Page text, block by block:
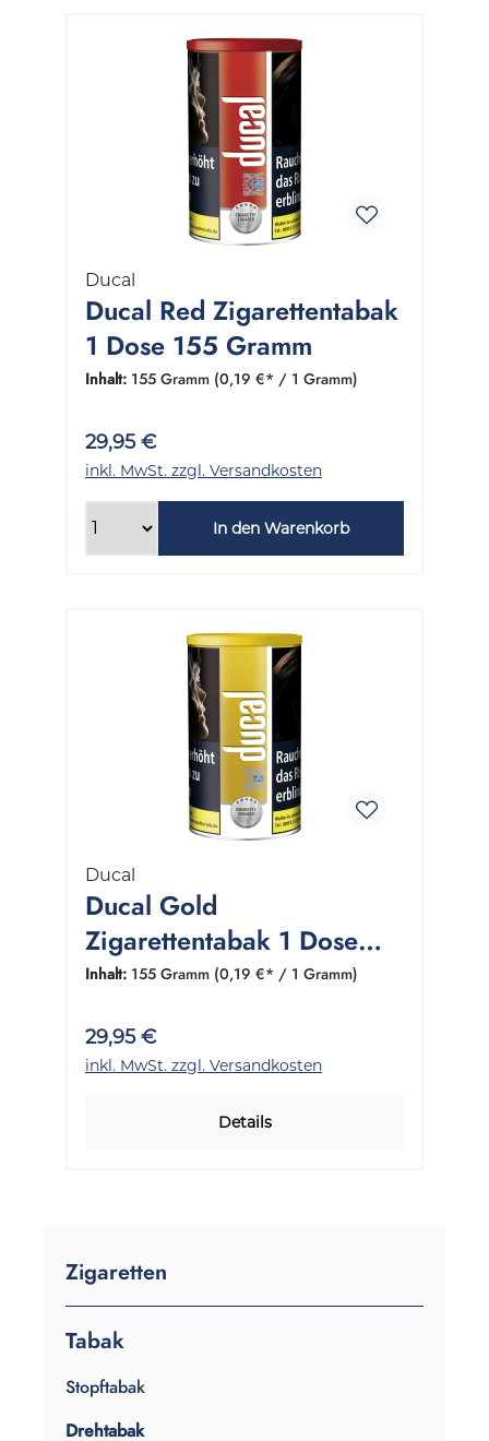
Zigaretten
Tabak
Stopftabak
Drehtabak
Ducal
Ducal Red Zigarettentabak
1 Dose 155 Gramm
Inhalt: 155 Gramm (0,19 €* / 1 Gramm)
29,95 €
inkl. MwSt. zzgl. Versandkosten
In den Warenkorb
Ducal
Ducal Gold
Zigarettentabak 1 Dose
155 Gramm
Inhalt: 155 Gramm (0,19 €* / 1 Gramm)
29,95 €
inkl. MwSt. zzgl. Versandkosten
Details